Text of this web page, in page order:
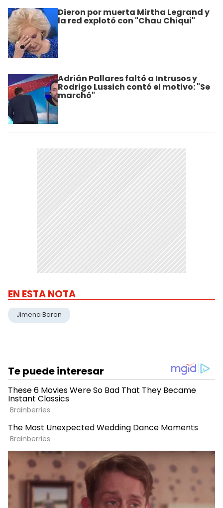
Dieron por muerta Mirtha Legrand y
la red explotó con "Chau Chiqui"
Adrián Pallares faltó a Intrusos y
Rodrigo Lussich contó el motivo: "Se
marchó"
EN ESTA NOTA
Jimena Baron